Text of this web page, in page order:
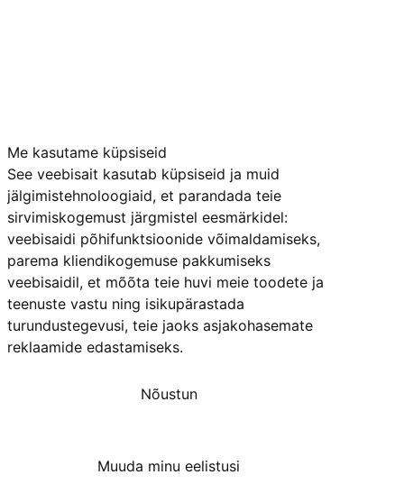
Me kasutame küpsiseid
See veebisait kasutab küpsiseid ja muid
jälgimistehnoloogiaid, et parandada teie
sirvimiskogemust järgmistel eesmärkidel:
veebisaidi põhifunktsioonide võimaldamiseks,
parema kliendikogemuse pakkumiseks
veebisaidil, et mõõta teie huvi meie toodete ja
teenuste vastu ning isikupärastada
turundustegevusi, teie jaoks asjakohasemate
reklaamide edastamiseks.
Nõustun
Muuda minu eelistusi